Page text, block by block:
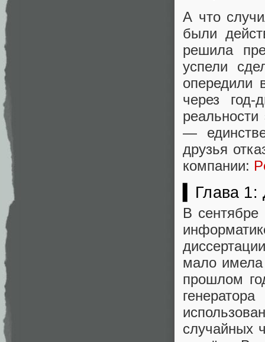
А что
были
решила
успели
опередили
через
—
друзья
компании:
▍Глава
В сентябре
мало
прошлом
случайных